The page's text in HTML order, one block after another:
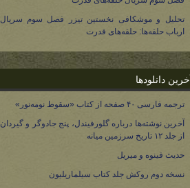
تحلیل و موشکافی نخستین تیزر فصل سوم سریال
ارباب حلقه‌ها: حلقه‌های قدرت
آخرین دانلودها
ترجمه فارسی ۴۰ صفحه از کتاب «سقوط نومه‌نور»
آخرین نوشته‌ها درباره گلورفیندل، پنج جادوگر و گیردان
از جلد ۱۲ تاریخ سرزمین میانه
حدیث فینوه و میریل
نسخه دوم روکش جلد کتاب سیلماریلیون